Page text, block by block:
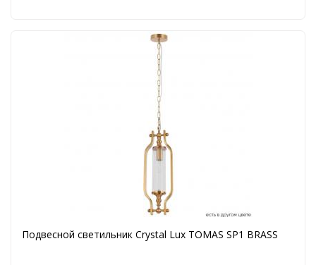
Подвесной светильник Crystal Lux TOMAS SP1 BRASS